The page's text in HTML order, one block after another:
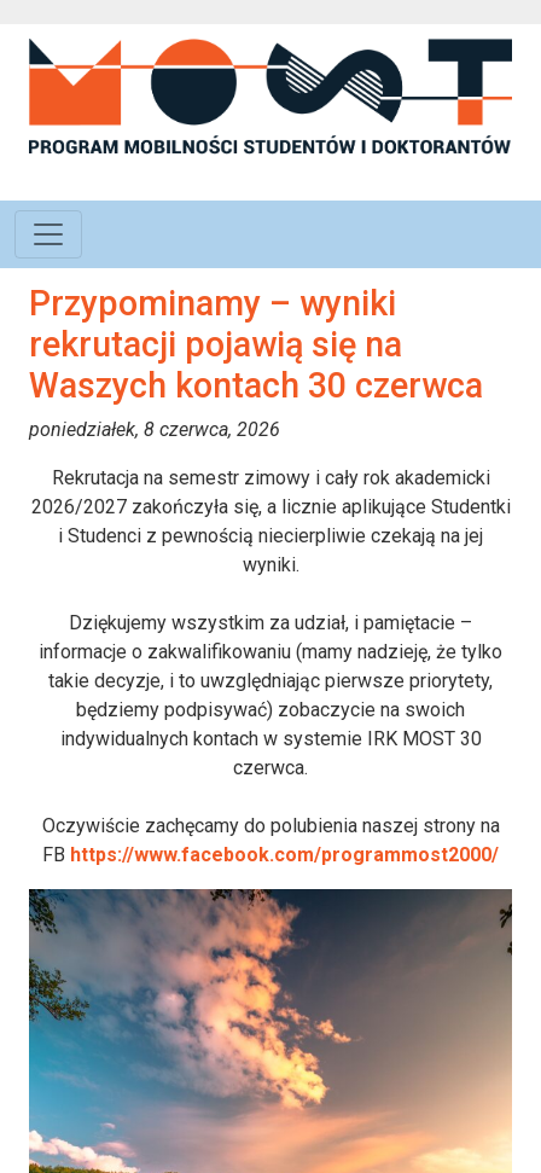
Przypominamy – wyniki
rekrutacji pojawią się na
Waszych kontach 30 czerwca
poniedziałek, 8 czerwca, 2026
Rekrutacja na semestr zimowy i cały rok akademicki
2026/2027 zakończyła się, a licznie aplikujące Studentki
i Studenci z pewnością niecierpliwie czekają na jej
wyniki.
Dziękujemy wszystkim za udział, i pamiętacie –
informacje o zakwalifikowaniu (mamy nadzieję, że tylko
takie decyzje, i to uwzględniając pierwsze priorytety,
będziemy podpisywać) zobaczycie na swoich
indywidualnych kontach w systemie IRK MOST 30
czerwca.
Oczywiście zachęcamy do polubienia naszej strony na
FB https://www.facebook.com/programmost2000/